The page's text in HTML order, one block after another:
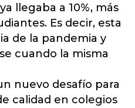
llegaba a 10%, más
Es decir, esta
de la pandemia y
cuando la misma
nuevo desafío para
calidad en colegios